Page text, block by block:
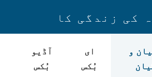
کی زندگی کا
و
ای
بُکس
آڈیو
بُکس